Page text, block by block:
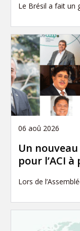
Le Brésil a fait un
06 aoû 2026
Un
pour l’ACI
Lors de